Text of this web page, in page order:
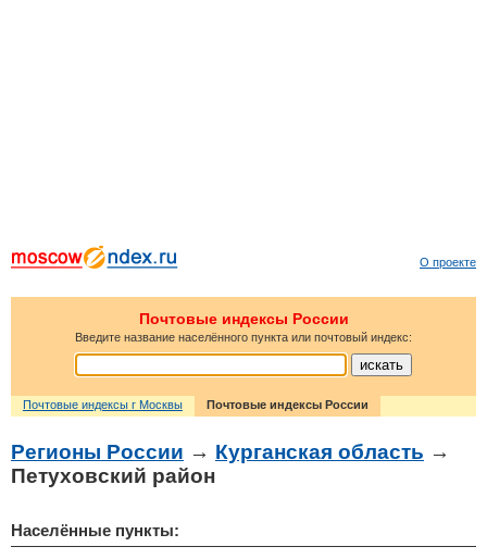
О проекте
Почтовые индексы России
Введите название населённого пункта или почтовый индекс:
Почтовые индексы г Москвы Почтовые индексы России
Регионы России → Курганская область →
Петуховский район
Населённые пункты: